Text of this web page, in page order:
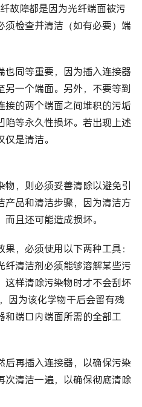
故障都是因为光纤端面被污
检查并清洁（如有必要）端
同等重要，因为插入连接器
另一个端面。另外，不要等到
接的两个端面之间堆积的污垢
等永久性损坏。若出现上述
是清洁。
，则必须妥善清除以避免引
品和清洁步骤，因为清洁方
且还可能造成损坏。
，必须使用以下两种工具：
纤清洁剂必须能够溶解某些污
样清除污染物时才不会刮坏
因为该化学物干后会留有残
和端口内端面所需的全部工
再插入连接器，以确保污染
清洁一遍，以确保彻底清除